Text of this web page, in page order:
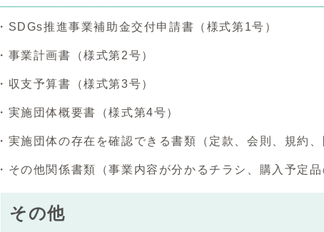
・SDGs推進事業補助金交付申請書（様式第1号）
・事業計画書（様式第2号）
・収支予算書（様式第3号）
・実施団体概要書（様式第4号）
・実施団体の存在を確認できる書類（定款、会則、規約
・その他関係書類（事業内容が分かるチラシ、購入予定品
その他